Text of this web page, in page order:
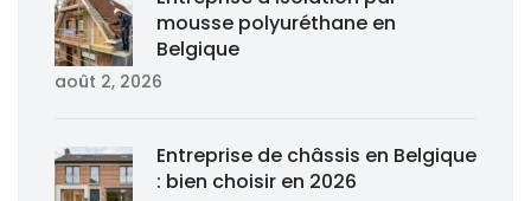
mousse polyuréthane en
Belgique
août 2, 2026
Entreprise de châssis en Belgique
: bien choisir en 2026